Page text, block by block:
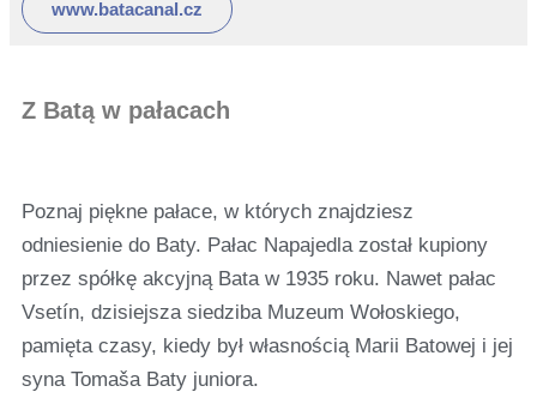
www.batacanal.cz
Z Batą w pałacach
Poznaj piękne pałace, w których znajdziesz
odniesienie do Baty. Pałac Napajedla został kupiony
przez spółkę akcyjną Bata w 1935 roku. Nawet pałac
Vsetín, dzisiejsza siedziba Muzeum Wołoskiego,
pamięta czasy, kiedy był własnością Marii Batowej i jej
syna Tomaša Baty juniora.